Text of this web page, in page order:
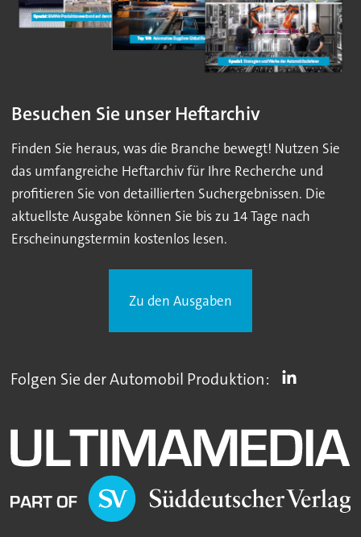
Besuchen Sie unser Heftarchiv
Finden Sie heraus, was die Branche bewegt! Nutzen Sie
das umfangreiche Heftarchiv für Ihre Recherche und
profitieren Sie von detaillierten Suchergebnissen. Die
aktuellste Ausgabe können Sie bis zu 14 Tage nach
Erscheinungstermin kostenlos lesen.
Zu den Ausgaben
Folgen Sie der Automobil Produktion: